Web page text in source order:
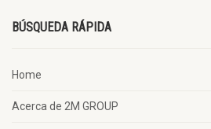
BÚSQUEDA RÁPIDA
Home
Acerca de 2M GROUP